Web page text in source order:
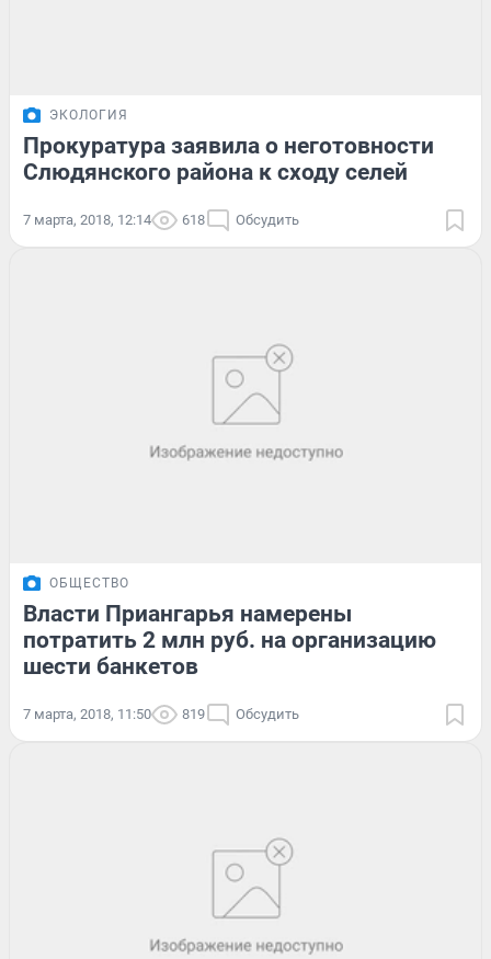
ЭКОЛОГИЯ
Прокуратура заявила о неготовности
Слюдянского района к сходу селей
7 марта, 2018, 12:14 618 Обсудить
ОБЩЕСТВО
Власти Приангарья намерены
потратить 2 млн руб. на организацию
шести банкетов
7 марта, 2018, 11:50 819 Обсудить